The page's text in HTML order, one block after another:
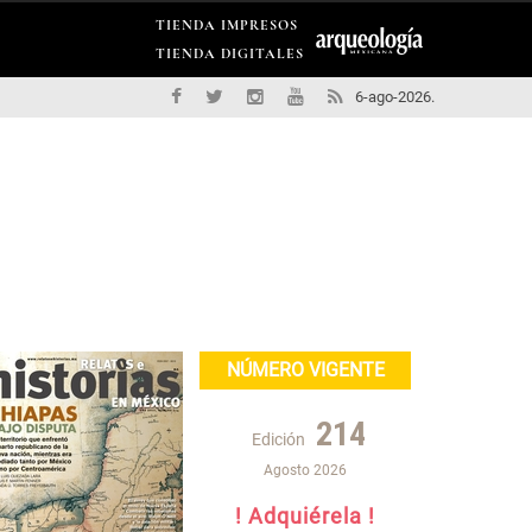
TIENDA IMPRESOS
TIENDA DIGITALES
6-ago-2026.
NÚMERO VIGENTE
Edición 214
Agosto 2026
! Adquiérela !